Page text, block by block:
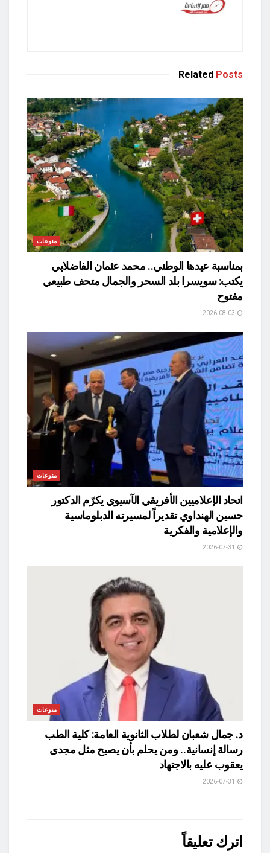
Related Posts
منوعات
بمناسبة عيدها الوطني.. محمد عثمان الفاضلابي
يكتب: سويسرا بلد السحر والجمال متحف طبيعي
مفتوح
منوعات
اتحاد الإعلاميين الأفريقي الآسيوي يكرّم الدكتور
حسين الهنداوي تقديراً لمسيرته الدبلوماسية
والإعلامية والفكرية
منوعات
د. جمال شعبان لطلاب الثانوية العامة: كلية الطب
رسالة إنسانية.. ومن يحلم بأن يصبح مثل مجدى
يعقوب عليه بالاجتهاد
اترك تعليقاً